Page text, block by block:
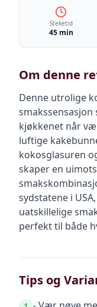
Steketid
45 min
Om denne
Denne utrolige
kjøkkenet når
luftige
kokosglasuren
skaper en
sydstatene i
uatskillelige
perfekt til både
Tips og